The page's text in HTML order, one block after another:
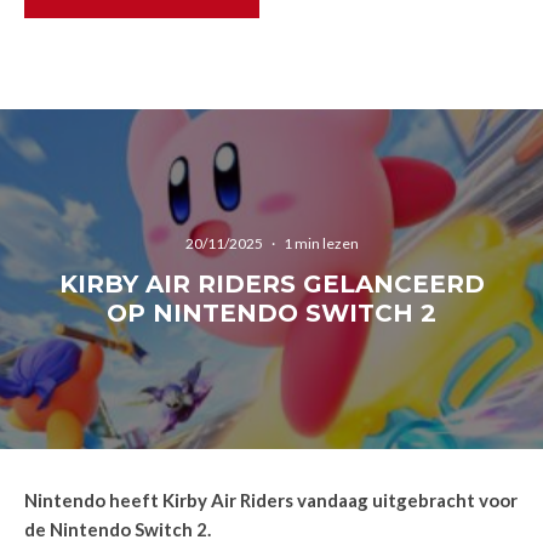
20/11/2025 · 1 min lezen
KIRBY AIR RIDERS GELANCEERD
OP NINTENDO SWITCH 2
Nintendo heeft Kirby Air Riders vandaag uitgebracht voor
de Nintendo Switch 2.